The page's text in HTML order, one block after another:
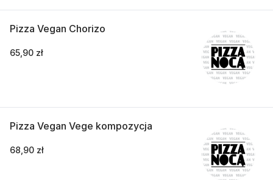
Pizza Vegan Chorizo
65,90 zł
Pizza Vegan Vege kompozycja
68,90 zł